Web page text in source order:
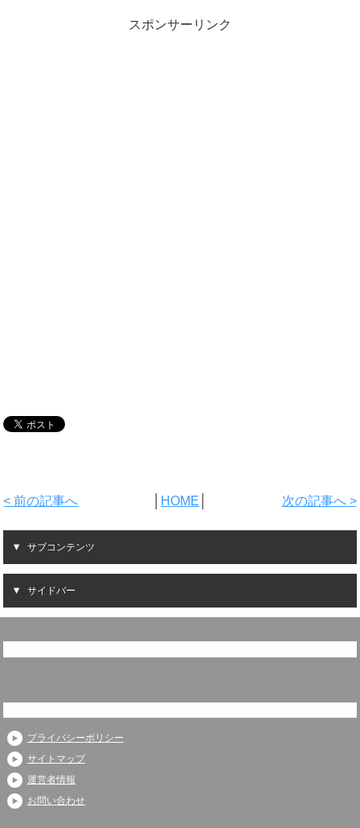
スポンサーリンク
< 前の記事へ HOME 次の記事へ >
サブコンテンツ
サイドバー
プライバシーポリシー
サイトマップ
運営者情報
お問い合わせ